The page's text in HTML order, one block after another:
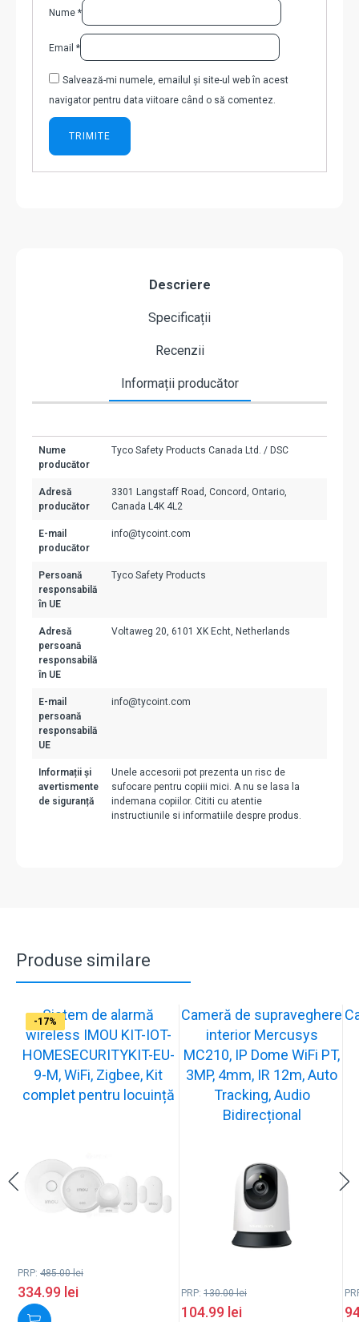
Nume *
Email *
Salvează-mi numele, emailul și site-ul web în acest
navigator pentru data viitoare când o să comentez.
Descriere
Specificații
Recenzii
Informații producător
Nume
producător
Tyco Safety Products Canada Ltd. / DSC
Adresă
producător
3301 Langstaff Road, Concord, Ontario,
Canada L4K 4L2
E-mail
producător
info@tycoint.com
Persoană
responsabilă
în UE
Tyco Safety Products
Adresă
persoană
responsabilă
în UE
Voltaweg 20, 6101 XK Echt, Netherlands
E-mail
persoană
responsabilă
UE
info@tycoint.com
Informații și
avertismente
de siguranță
Unele accesorii pot prezenta un risc de
sufocare pentru copiii mici. A nu se lasa la
indemana copiilor. Cititi cu atentie
instructiunile si informatiile despre produs.
Produse similare
-31%
Sistem de alarmă
wireless IMOU KIT-IOT-
HOMESECURITYKIT-EU-
9-M, WiFi, Zigbee, Kit
complet pentru locuință
PRP: 485.00lei
334.99 lei
-19%
Cameră de supraveghere
interior Mercusys
MC210, IP Dome WiFi PT,
3MP, 4mm, IR 12m, Auto
Tracking, Audio
Bidirecțional
PRP: 130.00lei
104.99 lei
-21%
-13%
-15%
-20%
-12%
-13%
-16%
-17%